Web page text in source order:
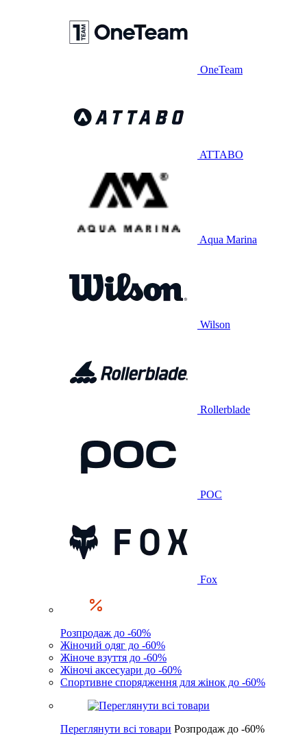
OneTeam
ATTABO
Aqua Marina
Wilson
Rollerblade
POC
Fox
Розпродаж до -60%
Жіночий одяг до -60%
Жіноче взуття до -60%
Жіночі аксесуари до -60%
Спортивне спорядження для жінок до -60%
Переглянути всі товари Розпродаж до -60%